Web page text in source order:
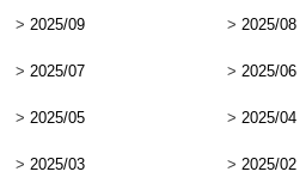
>2025/09 > 2025/08
>2025/07 > 2025/06
>2025/05 > 2025/04
>2025/03 > 2025/02